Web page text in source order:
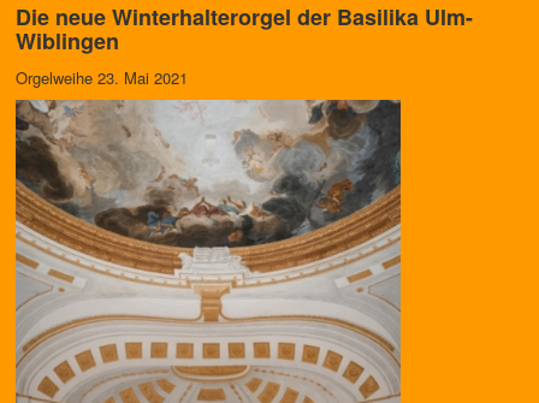
Die neue Winterhalterorgel der Basilika Ulm-
Wiblingen
Orgelweihe 23. Mai 2021